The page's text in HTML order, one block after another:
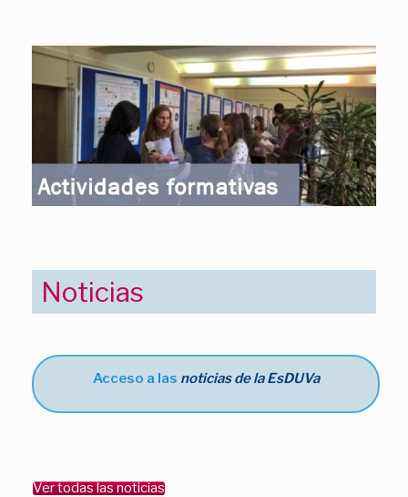
Noticias
Acceso a las noticias de la EsDUVa
Ver todas las noticias